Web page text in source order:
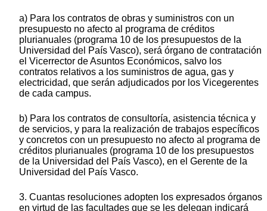
a) Para los contratos de obras y suministros con un
presupuesto no afecto al programa de créditos
plurianuales (programa 10 de los presupuestos de la
Universidad del País Vasco), será órgano de contratación
el Vicerrector de Asuntos Económicos, salvo los
contratos relativos a los suministros de agua, gas y
electricidad, que serán adjudicados por los Vicegerentes
de cada campus.
b) Para los contratos de consultoría, asistencia técnica y
de servicios, y para la realización de trabajos específicos
y concretos con un presupuesto no afecto al programa de
créditos plurianuales (programa 10 de los presupuestos
de la Universidad del País Vasco), en el Gerente de la
Universidad del País Vasco.
3. Cuantas resoluciones adopten los expresados órganos
en virtud de las facultades que se les delegan indicará